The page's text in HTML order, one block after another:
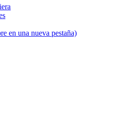
en una nueva pestaña)